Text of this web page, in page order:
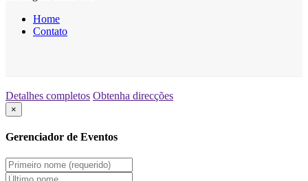
Home
Contato
Detalhes completos Obtenha direcções
×
Gerenciador de Eventos